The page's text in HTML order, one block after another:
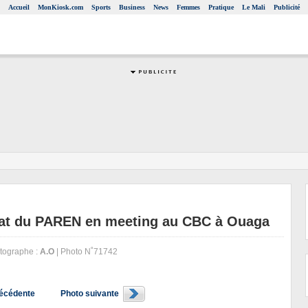
Accueil MonKiosk.com Sports Business News Femmes Pratique Le Mali Publicité
du PAREN en meeting au CBC à Ouaga
: A.O | Photo N˚71742
Photo suivante